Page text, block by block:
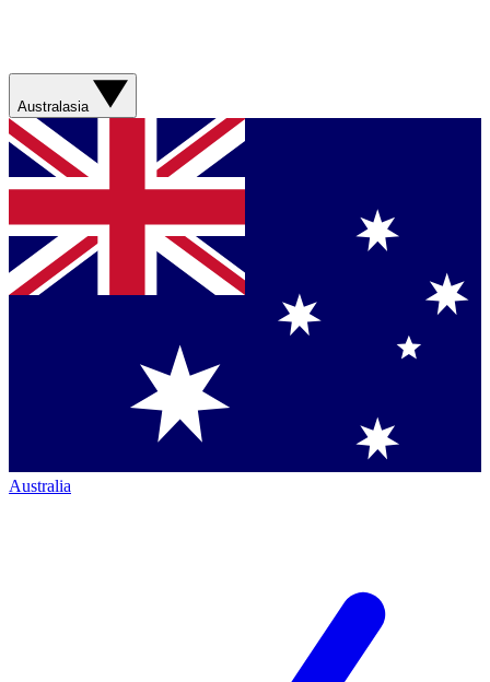
Australasia
Australia